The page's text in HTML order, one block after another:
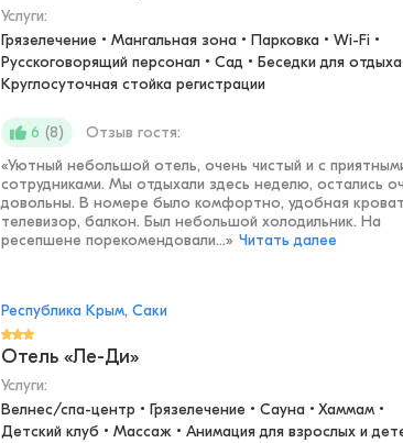
Услуги:
Грязелечение • Мангальная зона • Парковка • Wi-Fi •
Русскоговорящий персонал • Сад • Беседки для отдыха
Круглосуточная стойка регистрации
6 (8)
Отзыв гостя:
«Уютный небольшой отель, очень чистый и с
сотрудниками. Мы отдыхали здесь неделю, остались
довольны. В номере было комфортно, удобная
телевизор, балкон. Был небольшой холодильник. На
ресепшене порекомендовали...» Читать далее
Республика Крым, Саки
Отель «Ле-Ди»
Услуги:
Велнес/спа-центр • Грязелечение • Сауна • Хаммам •
Детский клуб • Массаж • Анимация для взрослых и